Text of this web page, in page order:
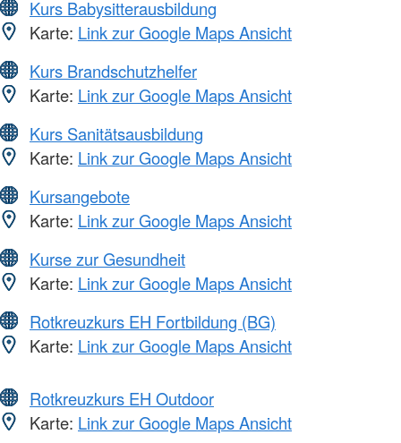
Kurs Babysitterausbildung
Karte: Link zur Google Maps Ansicht
Kurs Brandschutzhelfer
Karte: Link zur Google Maps Ansicht
Kurs Sanitätsausbildung
Karte: Link zur Google Maps Ansicht
Kursangebote
Karte: Link zur Google Maps Ansicht
Kurse zur Gesundheit
Karte: Link zur Google Maps Ansicht
Rotkreuzkurs EH Fortbildung (BG)
Karte: Link zur Google Maps Ansicht
Rotkreuzkurs EH Outdoor
Karte: Link zur Google Maps Ansicht